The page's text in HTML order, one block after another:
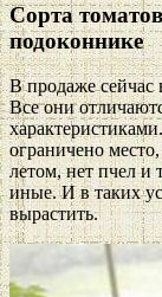
Сорта
подоконнике
В продаже сейчас
Все они
ограничено
летом, нет пчел и
иные. И в таких
вырастить.